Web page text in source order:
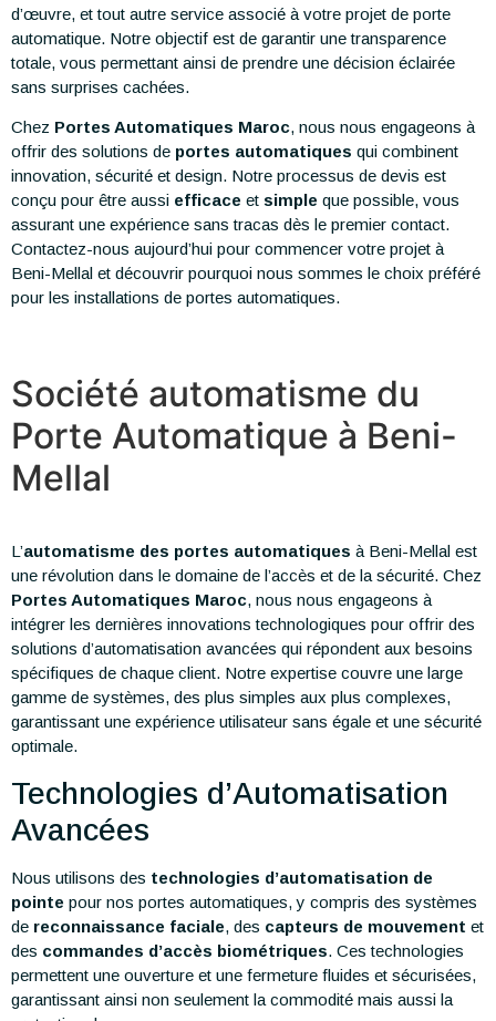
d’œuvre, et tout autre service associé à votre projet de porte
automatique. Notre objectif est de garantir une transparence
totale, vous permettant ainsi de prendre une décision éclairée
sans surprises cachées.
Chez Portes Automatiques Maroc, nous nous engageons à
offrir des solutions de portes automatiques qui combinent
innovation, sécurité et design. Notre processus de devis est
conçu pour être aussi efficace et simple que possible, vous
assurant une expérience sans tracas dès le premier contact.
Contactez-nous aujourd’hui pour commencer votre projet à
Beni-Mellal et découvrir pourquoi nous sommes le choix préféré
pour les installations de portes automatiques.
Société automatisme du
Porte Automatique à Beni-
Mellal
L’automatisme des portes automatiques à Beni-Mellal est
une révolution dans le domaine de l’accès et de la sécurité. Chez
Portes Automatiques Maroc, nous nous engageons à
intégrer les dernières innovations technologiques pour offrir des
solutions d’automatisation avancées qui répondent aux besoins
spécifiques de chaque client. Notre expertise couvre une large
gamme de systèmes, des plus simples aux plus complexes,
garantissant une expérience utilisateur sans égale et une sécurité
optimale.
Technologies d’Automatisation
Avancées
Nous utilisons des technologies d’automatisation de
pointe pour nos portes automatiques, y compris des systèmes
de reconnaissance faciale, des capteurs de mouvement et
des commandes d’accès biométriques. Ces technologies
permettent une ouverture et une fermeture fluides et sécurisées,
garantissant ainsi non seulement la commodité mais aussi la